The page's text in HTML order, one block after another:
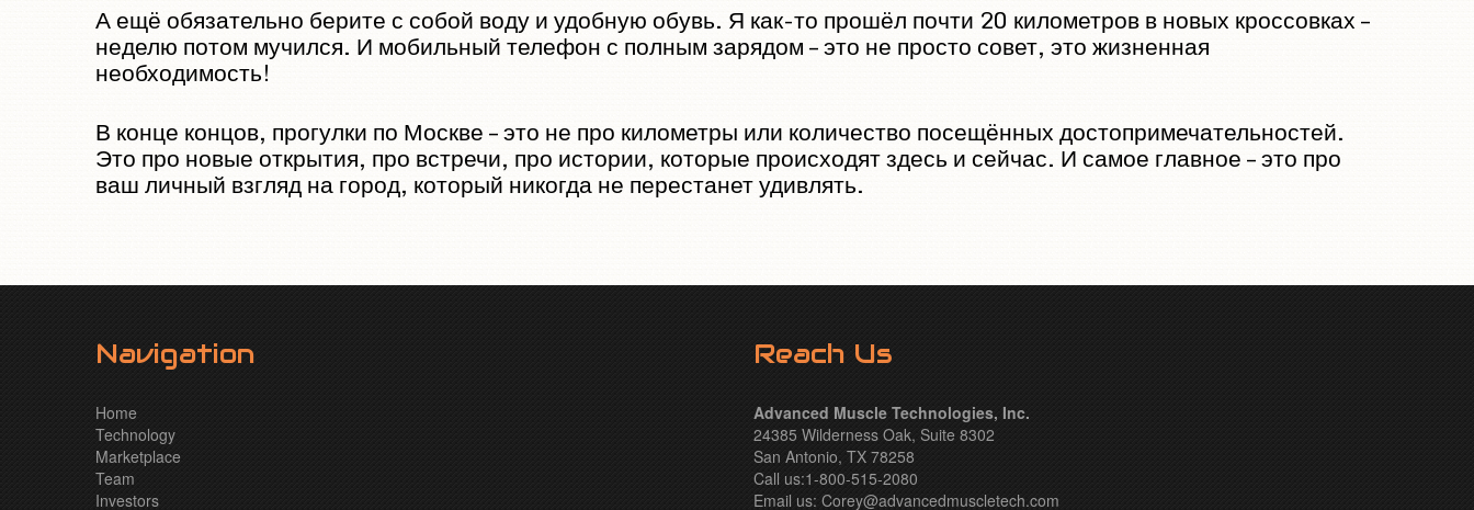
А ещё обязательно берите с собой воду и удобную обувь. Я как-то прошёл почти 20 километров в новых кроссовках –
неделю потом мучился. И мобильный телефон с полным зарядом – это не просто совет, это жизненная
необходимость!
В конце концов, прогулки по Москве – это не про километры или количество посещённых достопримечательностей.
Это про новые открытия, про встречи, про истории, которые происходят здесь и сейчас. И самое главное – это про
ваш личный взгляд на город, который никогда не перестанет удивлять.
Navigation
Home
Technology
Marketplace
Team
Investors
Reach Us
Advanced Muscle Technologies, Inc.
24385 Wilderness Oak, Suite 8302
San Antonio, TX 78258
Call us:1-800-515-2080
Email us: Corey@advancedmuscletech.com